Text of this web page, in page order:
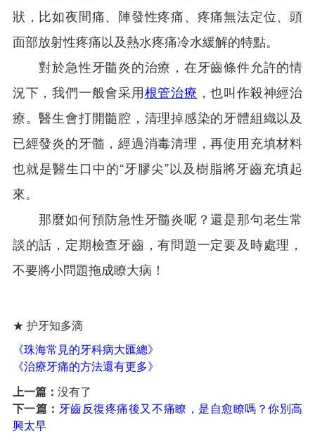
狀，比如夜間痛、陣發性疼痛、疼痛無法定位、頭
面部放射性疼痛以及熱水疼痛冷水緩解的特點。
對於急性牙髓炎的治療，在牙齒條件允許的情
況下，我們一般會采用根管治療 ，也叫作殺神經治
療。醫生會打開髓腔，清理掉感染的牙體組織以及
已經發炎的牙髓，經過消毒清理，再使用充填材料
也就是醫生口中的“牙膠尖”以及樹脂將牙齒充填起
來。
那麼如何預防急性牙髓炎呢？還是那句老生常
談的話，定期檢查牙齒，有問題一定要及時處理，
不要將小問題拖成瞭大病！
★ 护牙知多滴
《珠海常見的牙科病大匯總》
《治療牙痛的方法還有更多》
上一篇： 没有了
下一篇： 牙齒反復疼痛後又不痛瞭，是自愈瞭嗎？你別高
興太早